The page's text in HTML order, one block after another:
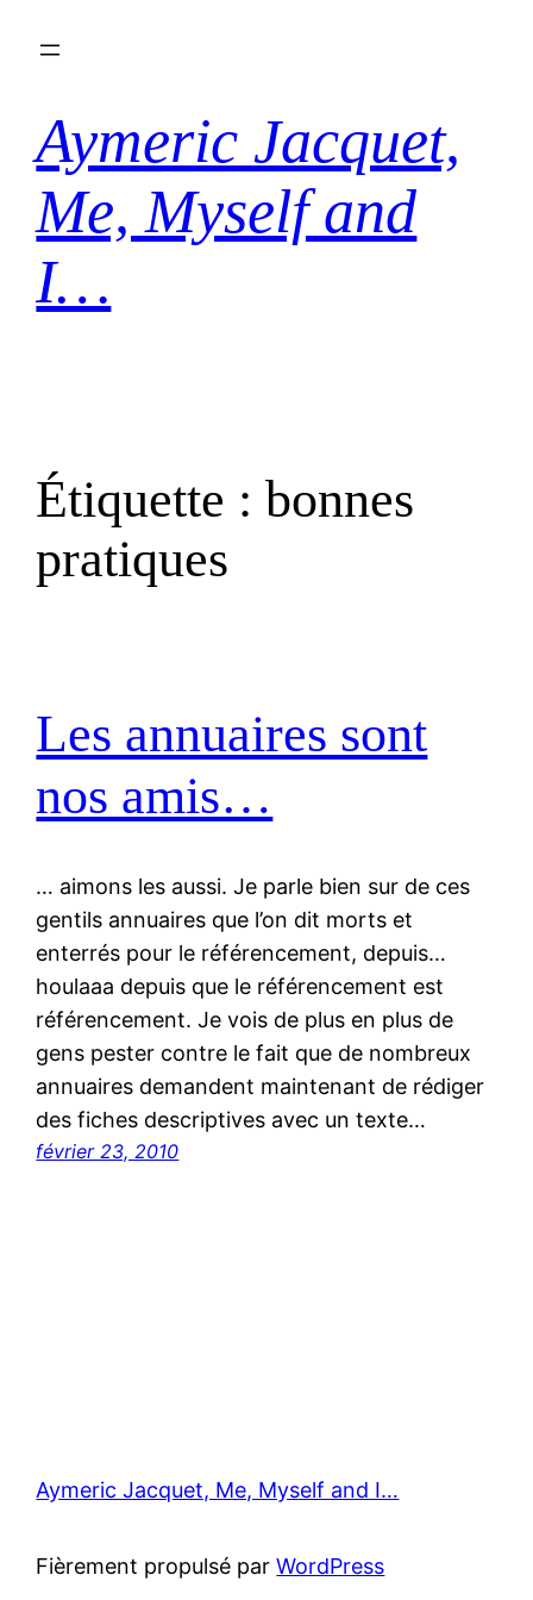
Aymeric Jacquet,
Me, Myself and
I…
Étiquette :bonnes
pratiques
Les annuaires sont
nos amis…
… aimons les aussi. Je parle bien sur de ces
gentils annuaires que l’on dit morts et
enterrés pour le référencement, depuis…
houlaaa depuis que le référencement est
référencement. Je vois de plus en plus de
gens pester contre le fait que de nombreux
annuaires demandent maintenant de rédiger
des fiches descriptives avec un texte…
février 23, 2010
Aymeric Jacquet, Me, Myself and I…
Fièrement propulsé parWordPress